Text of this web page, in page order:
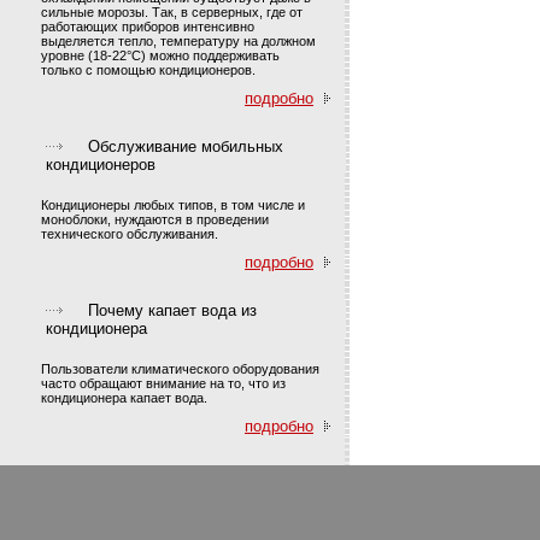
сильные морозы. Так, в серверных, где от
работающих приборов интенсивно
выделяется тепло, температуру на должном
уровне (18-22°С) можно поддерживать
только с помощью кондиционеров.
подробно
Обслуживание мобильных
кондиционеров
Кондиционеры любых типов, в том числе и
моноблоки, нуждаются в проведении
технического обслуживания.
подробно
Почему капает вода из
кондиционера
Пользователи климатического оборудования
часто обращают внимание на то, что из
кондиционера капает вода.
подробно